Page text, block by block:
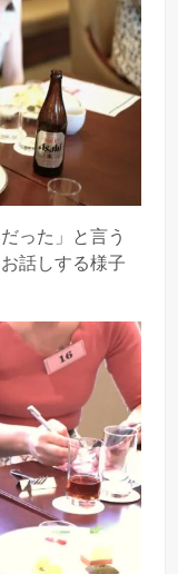
った」と言う
話しする様子